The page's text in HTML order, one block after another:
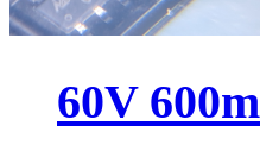
60V